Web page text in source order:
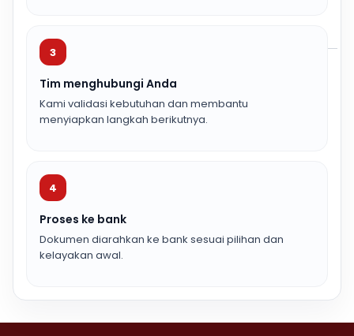
3
Tim menghubungi Anda
Kami validasi kebutuhan dan membantu
menyiapkan langkah berikutnya.
4
Proses ke bank
Dokumen diarahkan ke bank sesuai pilihan dan
kelayakan awal.